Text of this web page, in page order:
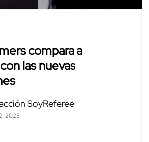
compara a
las nuevas
SoyReferee
2025